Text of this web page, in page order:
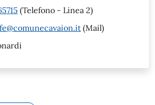
(Telefono - Linea 2)
(Mail)